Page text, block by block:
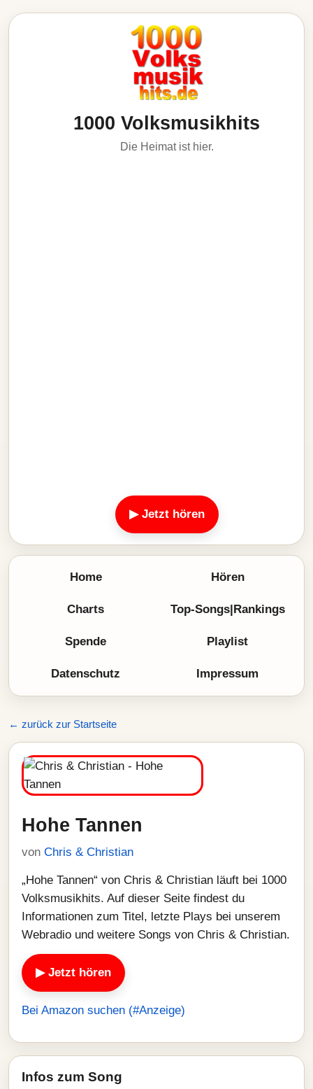
1000 Volksmusikhits
Die Heimat ist hier.
▶ Jetzt hören
Home Hören
Charts Top-Songs|Rankings
Spende Playlist
Datenschutz Impressum
← zurück zur Startseite
Hohe Tannen
von Chris & Christian
„Hohe Tannen“ von Chris & Christian läuft bei 1000
Volksmusikhits. Auf dieser Seite findest du
Informationen zum Titel, letzte Plays bei unserem
Webradio und weitere Songs von Chris & Christian.
▶ Jetzt hören
Bei Amazon suchen (#Anzeige)
Infos zum Song